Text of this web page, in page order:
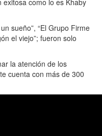
un sueño”, “El Grupo Firme
el viejo”; fueron solo
la atención de los
cuenta con más de 300